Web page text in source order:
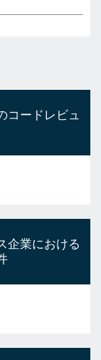
コードレビュ
企業における